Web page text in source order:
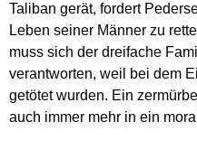
Taliban gerät, fordert
Leben seiner Männer zu
muss sich der dreifache
verantworten, weil bei dem
getötet wurden. Ein
auch immer mehr in ein